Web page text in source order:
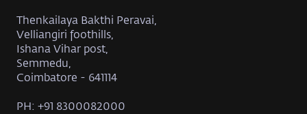
Thenkailaya Bakthi Peravai,
Velliangiri foothills,
Ishana Vihar post,
Semmedu,
Coimbatore - 641114
PH: +91 8300082000